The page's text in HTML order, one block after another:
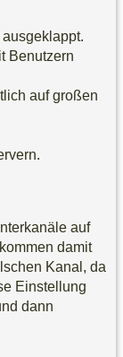
Benutzern
auf großen
auf
damit
Kanal, da
Einstellung
dann